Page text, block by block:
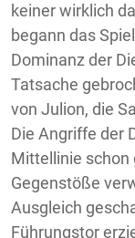
keiner wirklich
begann das
Dominanz der
Tatsache
von Julion, die
Die Angriffe der
Mittellinie schon
Gegenstöße
Ausgleich
Führungstor